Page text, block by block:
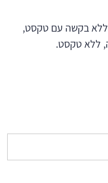
בקשה עם טקסט,
ללא טקסט.